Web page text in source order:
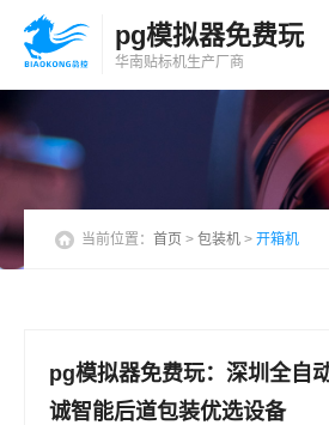
pg模拟器免费玩
华南贴标机生产厂商
当前位置： 首页 > 包装机 > 开箱机
pg模拟器免费玩：深圳全自
诚智能后道包装优选设备